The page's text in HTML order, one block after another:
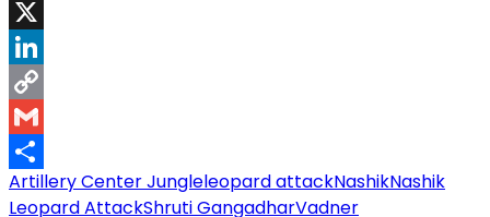
Telegram
X
LinkedIn
Copy
Link
Gmail
Share
Artillery Center Jungleleopard attackNashikNashik
Leopard AttackShruti GangadharVadner